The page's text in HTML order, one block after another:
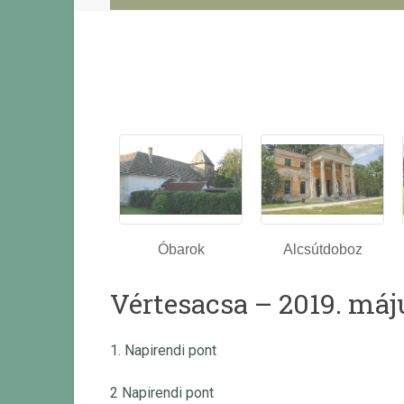
Óbarok Alcsútdoboz
Vértesacsa – 2019.
1. Napirendi pont
2 Napirendi pont